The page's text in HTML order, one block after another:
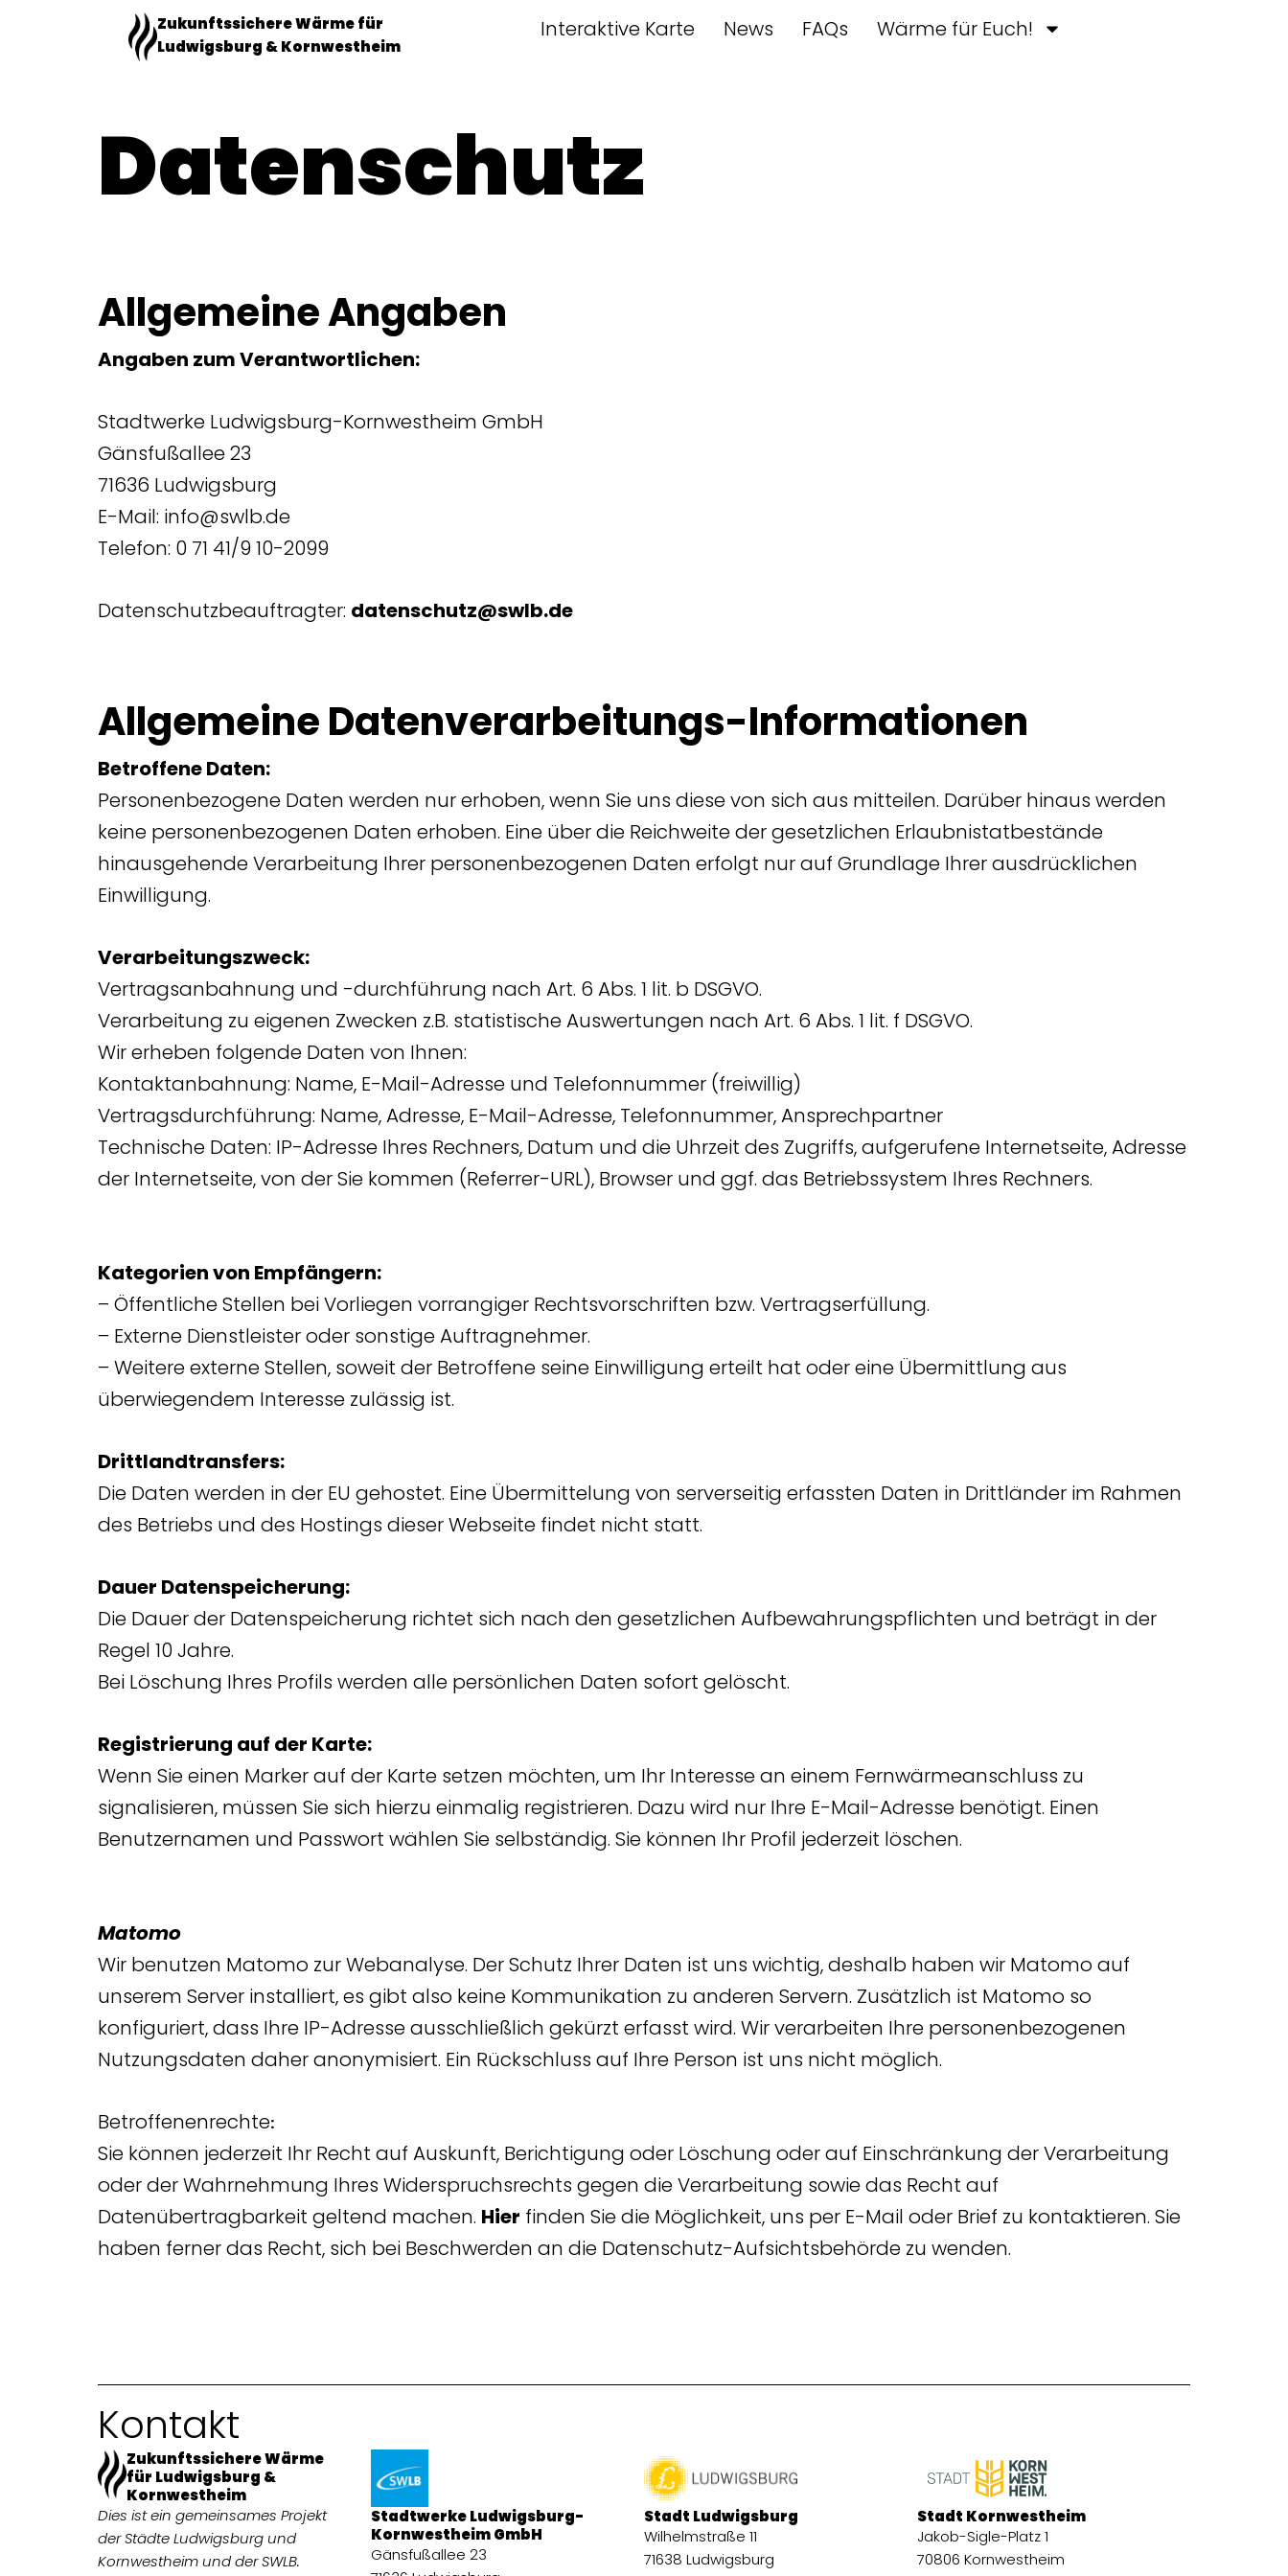
Zukunftssichere Wärme für
Ludwigsburg & Kornwestheim
Interaktive Karte News FAQs Wärme für Euch!
Datenschutz
Allgemeine Angaben
Angaben zum Verantwortlichen:
Stadtwerke Ludwigsburg-Kornwestheim GmbH
Gänsfußallee 23
71636 Ludwigsburg
E-Mail: info@swlb.de
Telefon: 0 71 41/9 10-2099
Datenschutzbeauftragter: datenschutz@swlb.de
Allgemeine Datenverarbeitungs-Informationen
BetroffeneDaten:
Personenbezogene Daten werden nur erhoben, wenn Sie uns diese von sich aus mitteilen. Darüber hinaus werden
keine personenbezogenen Daten erhoben. Eine über die Reichweite der gesetzlichen Erlaubnistatbestände
hinausgehende Verarbeitung Ihrer personenbezogenen Daten erfolgt nur auf Grundlage Ihrer ausdrücklichen
Einwilligung.
Verarbeitungszweck:
Vertragsanbahnung und -durchführung nach Art. 6 Abs. 1 lit. b DSGVO.
Verarbeitung zu eigenen Zwecken z.B. statistische Auswertungen nach Art. 6 Abs. 1 lit. f DSGVO.
Wir erheben folgende Daten von Ihnen:
Kontaktanbahnung: Name, E-Mail-Adresse und Telefonnummer (freiwillig)
Vertragsdurchführung: Name, Adresse, E-Mail-Adresse, Telefonnummer, Ansprechpartner
Technische Daten: IP-Adresse Ihres Rechners, Datum und die Uhrzeit des Zugriffs, aufgerufene Internetseite, Adresse
der Internetseite, von der Sie kommen (Referrer-URL), Browser und ggf. das Betriebssystem Ihres Rechners.
Kategorien von Empfängern:
– Öffentliche Stellen bei Vorliegen vorrangiger Rechtsvorschriften bzw. Vertragserfüllung.
– Externe Dienstleister oder sonstige Auftragnehmer.
– Weitere externe Stellen, soweit der Betroffene seine Einwilligung erteilt hat oder eine Übermittlung aus
überwiegendem Interesse zulässig ist.
Drittlandtransfers:
Die Daten werden in der EU gehostet. Eine Übermittelung von serverseitig erfassten Daten in Drittländer im Rahmen
des Betriebs und des Hostings dieser Webseite findet nicht statt.
Dauer Datenspeicherung:
Die Dauer der Datenspeicherung richtet sich nach den gesetzlichen Aufbewahrungspflichten und beträgt in der
Regel 10 Jahre.
Bei Löschung Ihres Profils werden alle persönlichen Daten sofort gelöscht.
Registrierung auf der Karte:
Wenn Sie einen Marker auf der Karte setzen möchten, um Ihr Interesse an einem Fernwärmeanschluss zu
signalisieren, müssen Sie sich hierzu einmalig registrieren. Dazu wird nur Ihre E-Mail-Adresse benötigt. Einen
Benutzernamen und Passwort wählen Sie selbständig. Sie können Ihr Profil jederzeit löschen.
Matomo
Wir benutzen Matomo zur Webanalyse. Der Schutz Ihrer Daten ist uns wichtig, deshalb haben wir Matomo auf
unserem Server installiert, es gibt also keine Kommunikation zu anderen Servern. Zusätzlich ist Matomo so
konfiguriert, dass Ihre IP-Adresse ausschließlich gekürzt erfasst wird. Wir verarbeiten Ihre personenbezogenen
Nutzungsdaten daher anonymisiert. Ein Rückschluss auf Ihre Person ist uns nicht möglich.
Betroffenenrechte:
Sie können jederzeit Ihr Recht auf Auskunft, Berichtigung oder Löschung oder auf Einschränkung der Verarbeitung
oder der Wahrnehmung Ihres Widerspruchsrechts gegen die Verarbeitung sowie das Recht auf
Datenübertragbarkeit geltend machen. Hier finden Sie die Möglichkeit, uns per E-Mail oder Brief zu kontaktieren. Sie
haben ferner das Recht, sich bei Beschwerden an die Datenschutz-Aufsichtsbehörde zu wenden.
Kontakt
Zukunftssichere Wärme
für Ludwigsburg &
Kornwestheim
Dies ist ein gemeinsames Projekt
der Städte Ludwigsburg und
Kornwestheim und der SWLB.
Stadtwerke Ludwigsburg-
Kornwestheim GmbH
Gänsfußallee 23
Stadt Ludwigsburg
Wilhelmstraße 11
71638 Ludwigsburg
Stadt Kornwestheim
Jakob-Sigle-Platz 1
70806 Kornwestheim